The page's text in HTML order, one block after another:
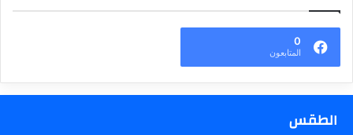
0
المتابعون
الطقس